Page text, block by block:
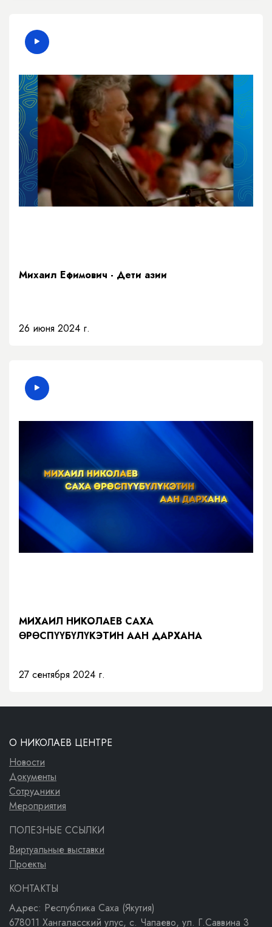
Михаил Ефимович - Дети азии
26 июня 2024 г.
МИХАИЛ НИКОЛАЕВ САХА
ӨРӨСПҮҮБҮЛҮКЭТИН ААН ДАРХАНА
27 сентября 2024 г.
О НИКОЛАЕВ ЦЕНТРЕ
Новости
Документы
Сотрудники
Мероприятия
ПОЛЕЗНЫЕ ССЫЛКИ
Виртуальные выставки
Проекты
КОНТАКТЫ
Адрес: Республика Саха (Якутия)
678011 Хангаласский улус, с. Чапаево, ул. Г.Саввина 3